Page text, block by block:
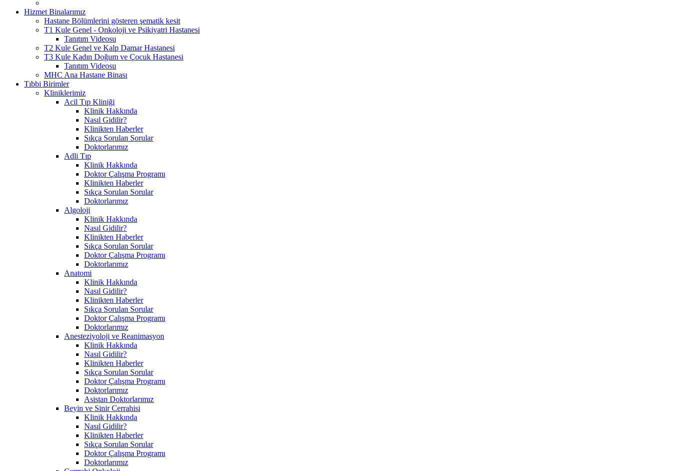
Hizmet Binalarımız
Hastane Bölümlerini gösteren şematik kesit
T1 Kule Genel - Onkoloji ve Psikiyatri Hastanesi
Tanıtım Videosu
T2 Kule Genel ve Kalp Damar Hastanesi
T3 Kule Kadın Doğum ve Çocuk Hastanesi
Tanıtım Videosu
MHC Ana Hastane Binası
Tıbbi Birimler
Kliniklerimiz
Acil Tıp Kliniği
Klinik Hakkında
Nasıl Gidilir?
Klinikten Haberler
Sıkça Sorulan Sorular
Doktorlarımız
Adli Tıp
Klinik Hakkında
Doktor Çalışma Programı
Klinikten Haberler
Sıkça Sorulan Sorular
Doktorlarımız
Algoloji
Klinik Hakkında
Nasıl Gidilir?
Klinikten Haberler
Sıkça Sorulan Sorular
Doktor Çalışma Programı
Doktorlarımız
Anatomi
Klinik Hakkında
Nasıl Gidilir?
Klinikten Haberler
Sıkça Sorulan Sorular
Doktor Çalışma Programı
Doktorlarımız
Anesteziyoloji ve Reanimasyon
Klinik Hakkında
Nasıl Gidilir?
Klinikten Haberler
Sıkça Sorulan Sorular
Doktor Çalışma Programı
Doktorlarımız
Asistan Doktorlarımız
Beyin ve Sinir Cerrahisi
Klinik Hakkında
Nasıl Gidilir?
Klinikten Haberler
Sıkça Sorulan Sorular
Doktor Çalışma Programı
Doktorlarımız